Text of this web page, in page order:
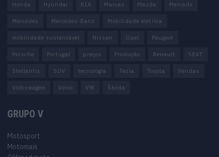
Honda Hyundai KIA Marcas Mazda Mercado
Mercedes Mercedes-Benz Mobilidade elétrica
mobilidade sustentável Nissan Opel Peugeot
Porsche Portugal preços Produção Renault SEAT
Stellantis SUV tecnologia Tesla Toyota Vendas
Volkswagen Volvo VW Škoda
GRUPO V
Motosport
Motomais